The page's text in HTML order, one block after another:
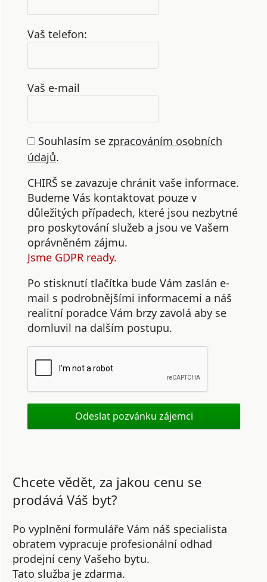
Vaš telefon:
Vaš e-mail
Souhlasím se zpracováním osobních
údajů.
CHIRŠ se zavazuje chránit vaše informace.
Budeme Vás kontaktovat pouze v
důležitých případech, které jsou nezbytné
pro poskytování služeb a jsou ve Vašem
oprávněném zájmu.
Jsme GDPR ready.
Po stisknutí tlačítka bude Vám zaslán e-
mail s podrobnějšími informacemi a náš
realitní poradce Vám brzy zavolá aby se
domluvil na dalším postupu.
Chcete vědět, za jakou cenu se
prodává Váš byt?
Po vyplnění formuláře Vám náš specialista
obratem vypracuje profesionální odhad
prodejní ceny Vašeho bytu.
Tato služba je zdarma.